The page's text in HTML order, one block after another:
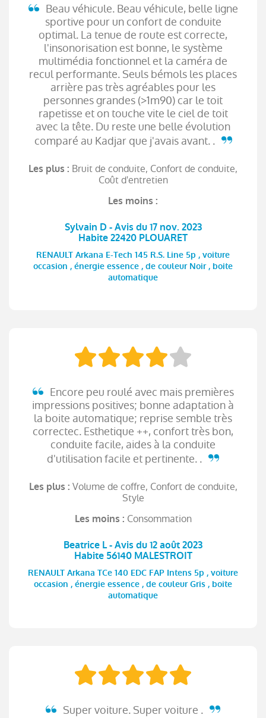
Beau véhicule. Beau véhicule, belle ligne
sportive pour un confort de conduite
optimal. La tenue de route est correcte,
l'insonorisation est bonne, le système
multimédia fonctionnel et la caméra de
recul performante. Seuls bémols les places
arrière pas très agréables pour les
personnes grandes (>1m90) car le toit
rapetisse et on touche vite le ciel de toit
avec la tête. Du reste une belle évolution
comparé au Kadjar que j'avais avant. .
Les plus : Bruit de conduite, Confort de conduite,
Coût d'entretien
Les moins :
Sylvain D - Avis du 17 nov. 2023
Habite 22420 PLOUARET
RENAULT Arkana E-Tech 145 R.S. Line 5p , voiture
occasion , énergie essence , de couleur Noir , boite
automatique
Encore peu roulé avec mais premières
impressions positives; bonne adaptation à
la boite automatique; reprise semble très
correctec. Esthetique ++, confort très bon,
conduite facile, aides à la conduite
d'utilisation facile et pertinente. .
Les plus : Volume de coffre, Confort de conduite,
Style
Les moins : Consommation
Beatrice L - Avis du 12 août 2023
Habite 56140 MALESTROIT
RENAULT Arkana TCe 140 EDC FAP Intens 5p , voiture
occasion , énergie essence , de couleur Gris , boite
automatique
Super voiture. Super voiture .